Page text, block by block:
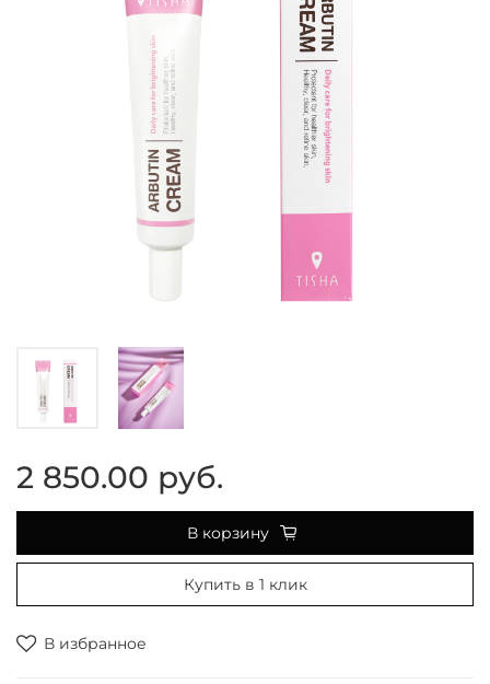
В избранное
2 850.00 руб.
В корзину
Купить в 1 клик